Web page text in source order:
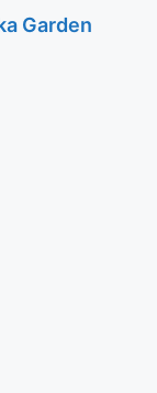
Garden